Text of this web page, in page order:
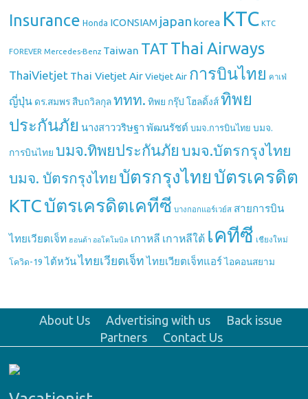
Insurance Honda ICONSIAM japan korea KTC KTC
FOREVER Mercedes-Benz Taiwan TAT Thai Airways
ThaiVietjet Thai Vietjet Air Vietjet Air การบินไทย คาเฟ่
ญี่ปุ่น ดร.สมพร สืบถวิลกุล ททท. ทิพย กรุ๊ป โฮลดิ้งส์ ทิพย
ประกันภัย นางสาววริษฐา พัฒนรัชต์ บมจ.การบินไทย บมจ.
การบินไทย บมจ.ทิพยประกันภัย บมจ.บัตรกรุงไทย
บมจ. บัตรกรุงไทย บัตรกรุงไทย บัตรเครดิต
KTCบัตรเครดิตเคทีซี บางกอกแอร์เวย์ส สายการบิน
ไทยเวียตเจ็ท ฮอนด้า ออโตโมบิล เกาหลี เกาหลีใต้ เคทีซี เชียงใหม่
โควิด-19 ไต้หวัน ไทยเวียตเจ็ท ไทยเวียตเจ็ทแอร์ ไอคอนสยาม
About Us Advertising with us
Back issue
Partners
Contact Us